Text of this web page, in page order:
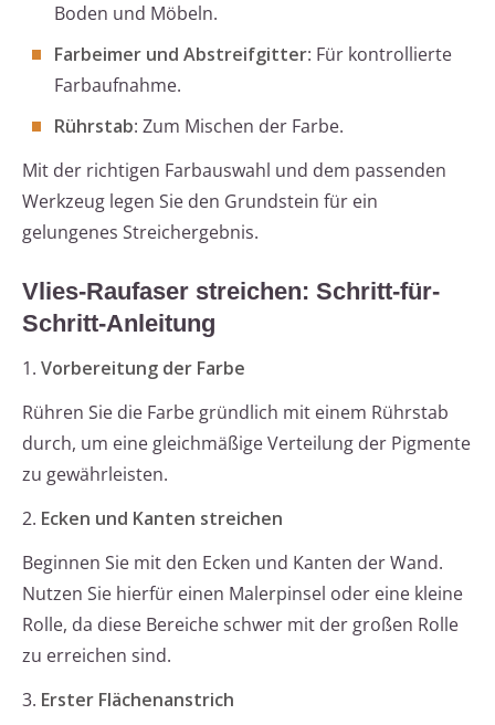
Boden und Möbeln.
Farbeimer und Abstreifgitter: Für kontrollierte
Farbaufnahme.
Rührstab: Zum Mischen der Farbe.
Mit der richtigen Farbauswahl und dem passenden
Werkzeug legen Sie den Grundstein für ein
gelungenes Streichergebnis.
Vlies-Raufaser streichen: Schritt-für-
Schritt-Anleitung
1. Vorbereitung der Farbe
Rühren Sie die Farbe gründlich mit einem Rührstab
durch, um eine gleichmäßige Verteilung der Pigmente
zu gewährleisten.
2. Ecken und Kanten streichen
Beginnen Sie mit den Ecken und Kanten der Wand.
Nutzen Sie hierfür einen Malerpinsel oder eine kleine
Rolle, da diese Bereiche schwer mit der großen Rolle
zu erreichen sind.
3. Erster Flächenanstrich